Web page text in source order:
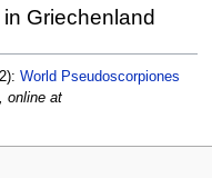
in Griechenland
World Pseudoscorpiones
online at